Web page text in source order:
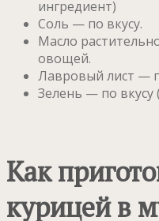
ингредиент)
Соль — по вкусу.
Масло
овощей.
Лавровый лист —
Зелень — по
Как
курицей в